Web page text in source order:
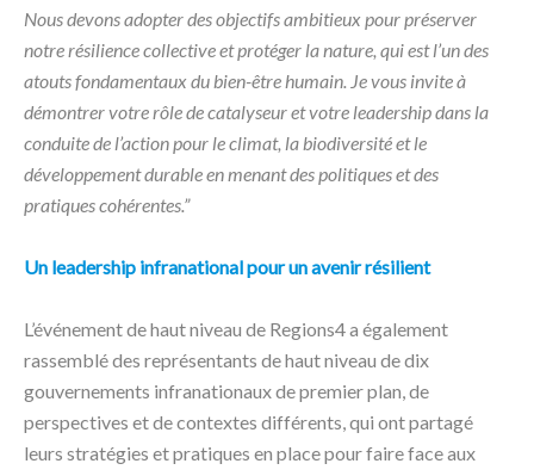
Nous devons adopter des objectifs ambitieux pour préserver
notre résilience collective et protéger la nature, qui est l’un des
atouts fondamentaux du bien-être humain. Je vous invite à
démontrer votre rôle de catalyseur et votre leadership dans la
conduite de l’action pour le climat, la biodiversité et le
développement durable en menant des politiques et des
pratiques cohérentes.”
Un leadership infranational pour un avenir résilient
L’événement de haut niveau de Regions4 a également
rassemblé des représentants de haut niveau de dix
gouvernements infranationaux de premier plan, de
perspectives et de contextes différents, qui ont partagé
leurs stratégies et pratiques en place pour faire face aux